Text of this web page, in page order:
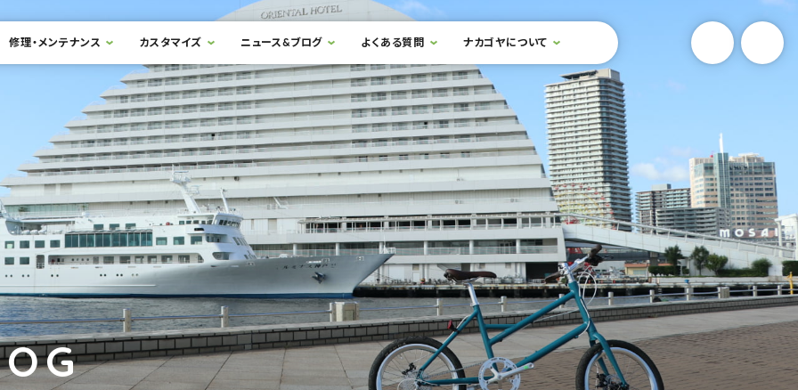
修理・メンテナンス カスタマイズ ニュース&ブログ よくある質問 ナカゴヤについて 検索フォームを開閉する YouTube